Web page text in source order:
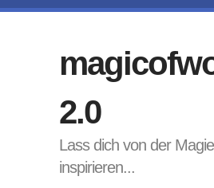
2.0
Lass dich von der
inspirieren...